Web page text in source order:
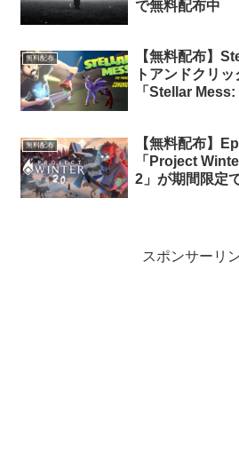
で無料配布中
無料配布
【無料配布】
トアンドクリ
「Stellar
無料配布
【無料配布】
「Project
2」が期間限定
スポンサーリ